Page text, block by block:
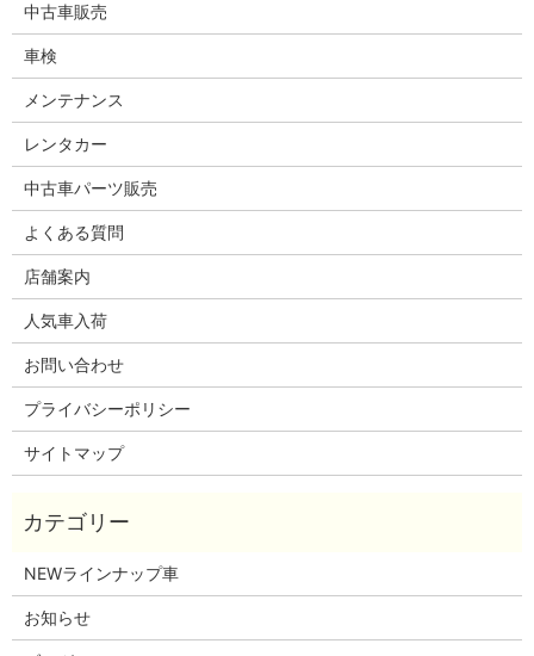
中古車販売
車検
メンテナンス
レンタカー
中古車パーツ販売
よくある質問
店舗案内
人気車入荷
お問い合わせ
プライバシーポリシー
サイトマップ
NEWラインナップ車
お知らせ